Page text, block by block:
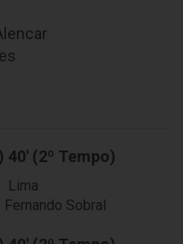
40' (2º Tempo)
Lima
Fernando Sobral